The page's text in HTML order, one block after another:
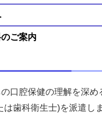
ご案内
口腔保健の理解を深め
歯科衛生士)を派遣しま